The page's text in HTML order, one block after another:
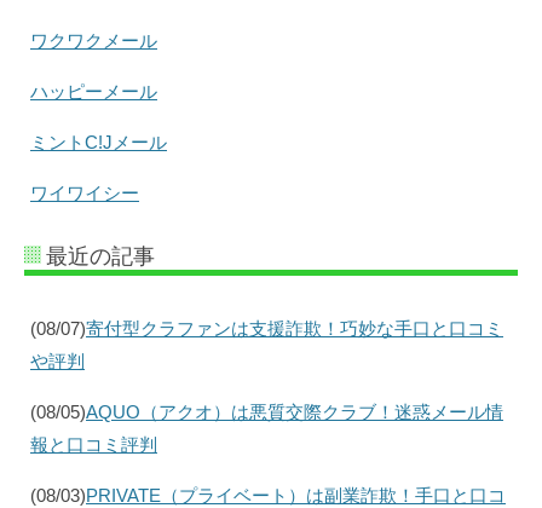
ワクワクメール
ハッピーメール
ミントC!Jメール
ワイワイシー
最近の記事
(08/07)寄付型クラファンは支援詐欺！巧妙な手口と口コミ
や評判
(08/05)AQUO（アクオ）は悪質交際クラブ！迷惑メール情
報と口コミ評判
(08/03)PRIVATE（プライベート）は副業詐欺！手口と口コ